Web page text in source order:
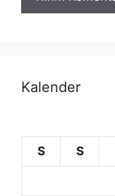
Kalender
S
S